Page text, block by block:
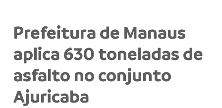
Prefeitura de Manaus
aplica 630 toneladas de
asfalto no conjunto
Ajuricaba